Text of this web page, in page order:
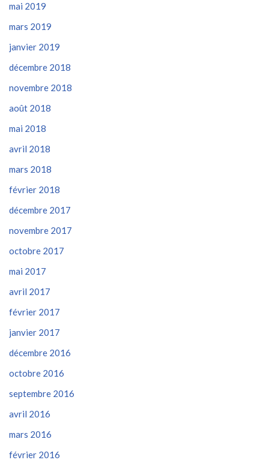
mai 2019
mars 2019
janvier 2019
décembre 2018
novembre 2018
août 2018
mai 2018
avril 2018
mars 2018
février 2018
décembre 2017
novembre 2017
octobre 2017
mai 2017
avril 2017
février 2017
janvier 2017
décembre 2016
octobre 2016
septembre 2016
avril 2016
mars 2016
février 2016